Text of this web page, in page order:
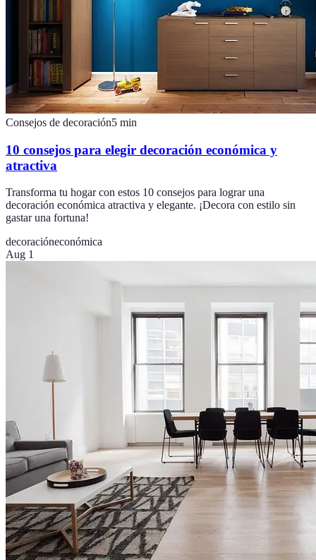
Consejos de decoración5 min
10 consejos para elegir decoración económica y
atractiva
Transforma tu hogar con estos 10 consejos para lograr una
decoración económica atractiva y elegante. ¡Decora con estilo sin
gastar una fortuna!
decoracióneconómica
Aug 1